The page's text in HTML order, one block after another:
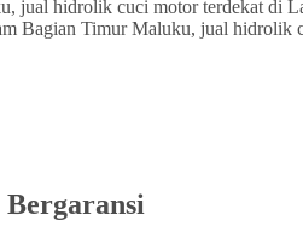
Bergaransi